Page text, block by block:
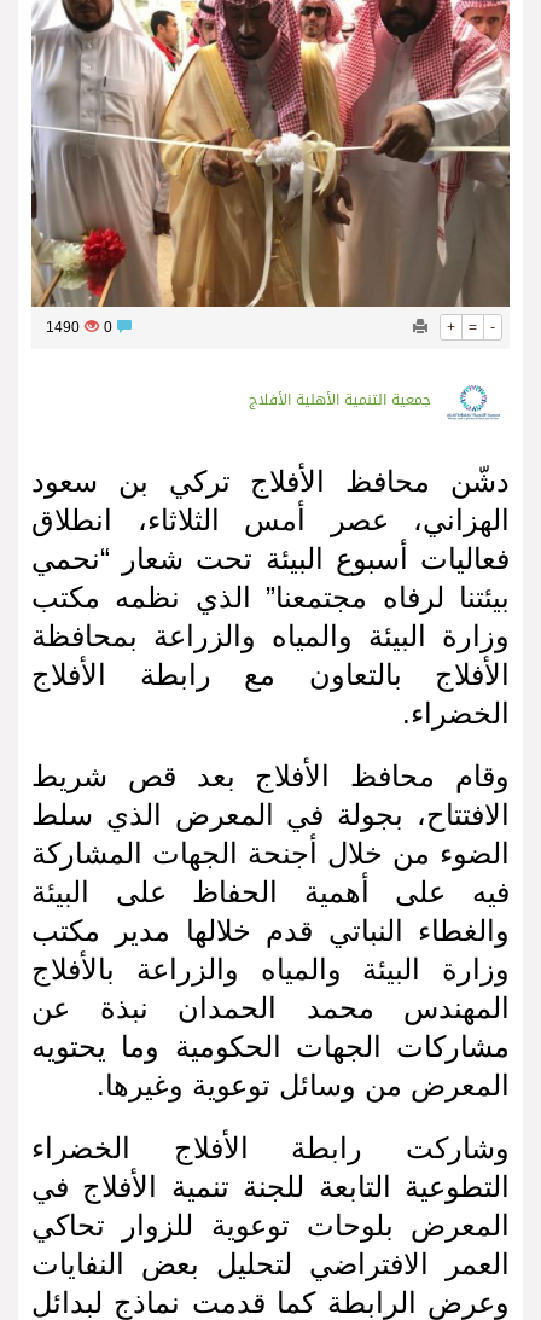
+ = -
1490
جمعية التنمية الأهلية الأفلاج
دشّن محافظ الأفلاج تركي بن سعود
الهزاني، عصر أمس الثلاثاء، انطلاق
فعاليات أسبوع البيئة تحت شعار “نحمي
بيئتنا لرفاه مجتمعنا” الذي نظمه مكتب
وزارة البيئة والمياه والزراعة بمحافظة
الأفلاج بالتعاون مع رابطة الأفلاج
الخضراء.
وقام محافظ الأفلاج بعد قص شريط
الافتتاح، بجولة في المعرض الذي سلط
الضوء من خلال أجنحة الجهات المشاركة
فيه على أهمية الحفاظ على البيئة
والغطاء النباتي قدم خلالها مدير مكتب
وزارة البيئة والمياه والزراعة بالأفلاج
المهندس محمد الحمدان نبذة عن
مشاركات الجهات الحكومية وما يحتويه
المعرض من وسائل توعوية وغيرها.
وشاركت رابطة الأفلاج الخضراء
التطوعية التابعة للجنة تنمية الأفلاج في
المعرض بلوحات توعوية للزوار تحاكي
العمر الافتراضي لتحليل بعض النفايات
وعرض الرابطة كما قدمت نماذج لبدائل